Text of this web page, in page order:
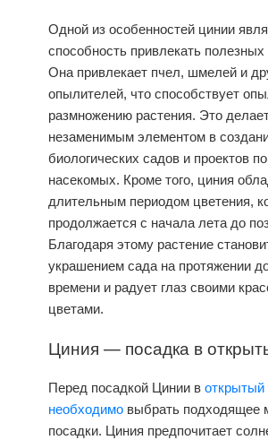
Одной из особенностей цинии
способность привлекать
Она привлекает пчел, шмелей и
опылителей, что способствует
размножению растения. Это
незаменимым элементом в
биологических садов и проектов
насекомых. Кроме того, циния
длительным периодом цветения,
продолжается с начала лета до
Благодаря этому растение
украшением сада на протяжении
времени и радует глаз своими
цветами.
Циния — посадка в
Перед посадкой Цинии в открытый
необходимо выбрать подходящее
посадки. Циния предпочитает